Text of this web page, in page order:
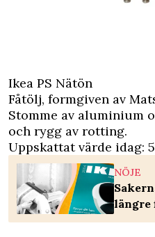
Ikea PS Nätön
Fåtölj, formgiven av
Stomme av aluminium
och rygg av rotting.
Uppskattat värde idag:
NÖJE
längre